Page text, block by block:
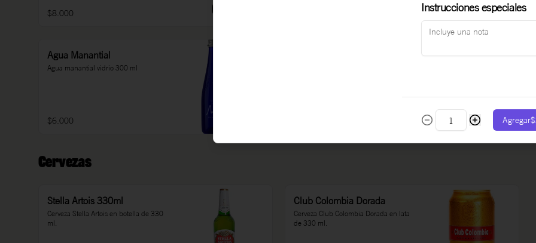
$8.000
Agua Manantial
Agua manantial vidrio 300 ml
$6.000
Cervezas
Stella Artois 330ml
Cerveza Stella Artois en botella de 330
ml.
Club Colombia Dorada
Cerveza Club Colombia Dorada en lata
de 330 ml.
Instrucciones especiales
Agregar